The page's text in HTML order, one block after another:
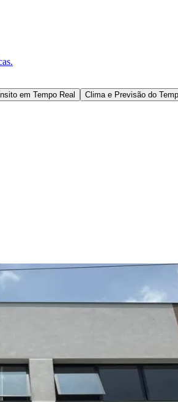
Jardim EsperançaJardim GrazielaJardim
Luís
Santana de Parnaíba
em Tempo Real Clima e Previsão do